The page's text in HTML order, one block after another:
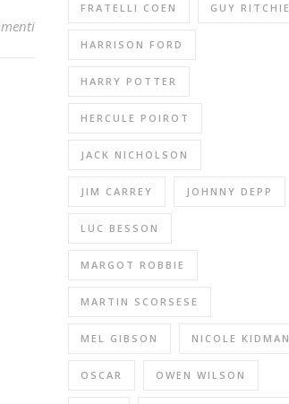
FRATELLI COEN GUY RITCHIE
HARRISON FORD
HARRY POTTER
HERCULE POIROT
JACK NICHOLSON
JIM CARREY JOHNNY DEPP
LUC BESSON
MARGOT ROBBIE
MARTIN SCORSESE
MEL GIBSON NICOLE KIDMAN
OSCAR OWEN WILSON